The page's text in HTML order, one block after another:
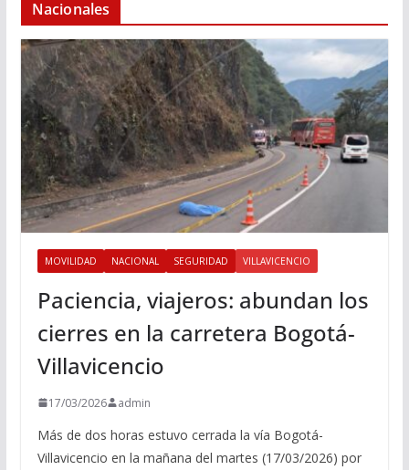
Nacionales
MOVILIDAD NACIONAL SEGURIDAD VILLAVICENCIO
Paciencia, viajeros: abundan los
cierres en la carretera Bogotá-
Villavicencio
17/03/2026 admin
Más de dos horas estuvo cerrada la vía Bogotá-
Villavicencio en la mañana del martes (17/03/2026) por